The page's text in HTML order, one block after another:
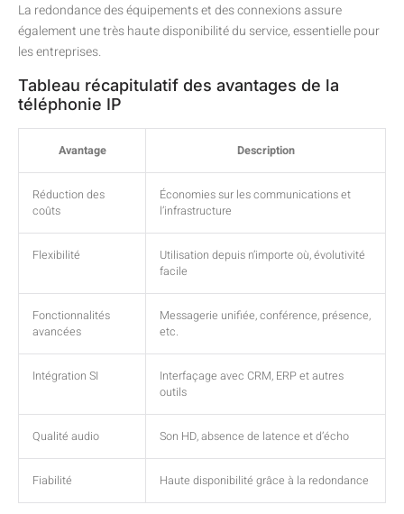
La redondance des équipements et des connexions assure
également une très haute disponibilité du service, essentielle pour
les entreprises.
Tableau récapitulatif des avantages de la
téléphonie IP
Avantage Description
Réduction des
coûts
Économies sur les communications et
l’infrastructure
Flexibilité
Utilisation depuis n’importe où, évolutivité
facile
Fonctionnalités
avancées
Messagerie unifiée, conférence, présence,
etc.
Intégration SI
Interfaçage avec CRM, ERP et autres
outils
Qualité audio Son HD, absence de latence et d’écho
Fiabilité Haute disponibilité grâce à la redondance